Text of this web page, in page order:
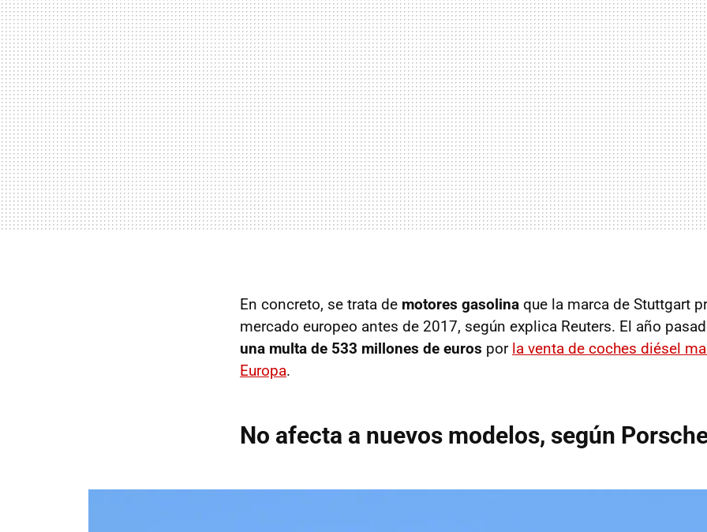
En concreto, se trata de motores gasolina que la marca de Stuttgart
mercado europeo antes de 2017, según explica Reuters. El año
una multa de 533 millones de euros por la venta de coches diésel
Europa.
No afecta a nuevos modelos, según